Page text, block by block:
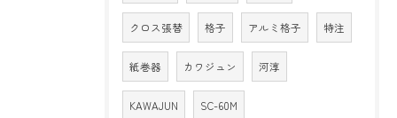
クロス張替 格子 アルミ格子 特注
紙巻器 カワジュン 河淳
KAWAJUN SC-60M